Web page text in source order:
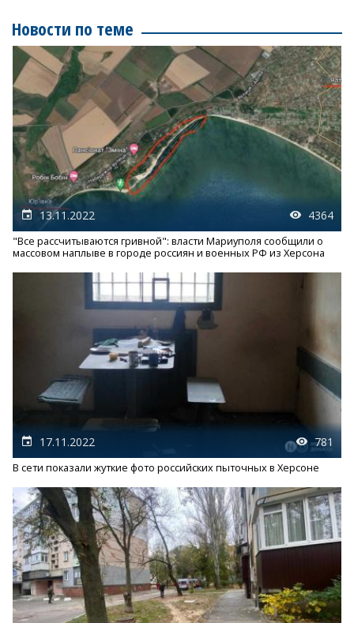
Новости по теме
13.11.2022 4364
"Все рассчитываются гривной": власти Мариуполя сообщили о
массовом наплыве в городе россиян и военных РФ из Херсона
17.11.2022 781
В сети показали жуткие фото российских пыточных в Херсоне